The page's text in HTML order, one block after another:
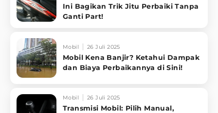
Ini Bagikan Trik Jitu Perbaiki Tanpa
Ganti Part!
Mobil 26 Juli 2025
Mobil Kena Banjir? Ketahui Dampak
dan Biaya Perbaikannya di Sini!
Mobil 26 Juli 2025
Transmisi Mobil: Pilih Manual,